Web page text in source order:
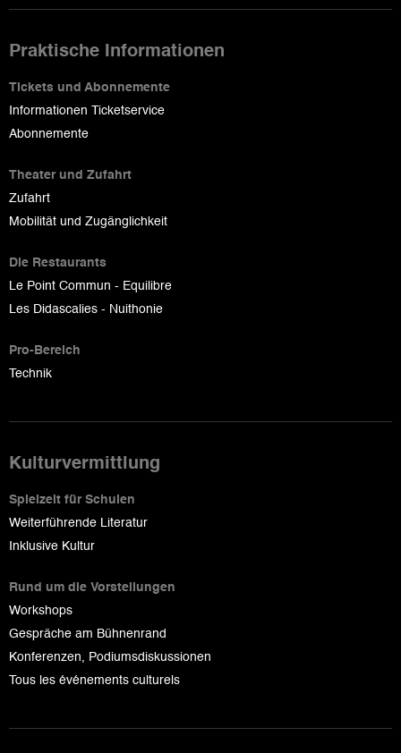
Praktische Informationen
Tickets und Abonnemente
Informationen Ticketservice
Abonnemente
Theater und Zufahrt
Zufahrt
Mobilität und Zugänglichkeit
Die Restaurants
Le Point Commun - Equilibre
Les Didascalies - Nuithonie
Pro-Bereich
Technik
Kulturvermittlung
Spielzeit für Schulen
Weiterführende Literatur
Inklusive Kultur
Rund um die Vorstellungen
Workshops
Gespräche am Bühnenrand
Konferenzen, Podiumsdiskussionen
Tous les événements culturels